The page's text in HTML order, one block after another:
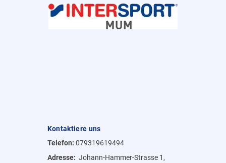
Kontaktiere uns
Telefon: 079319619494
Adresse: Johann-Hammer-Strasse 1,